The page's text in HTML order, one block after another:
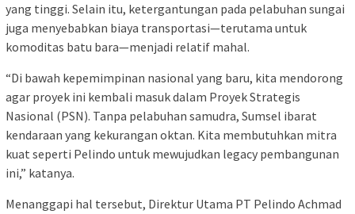
yang tinggi. Selain itu, ketergantungan pada pelabuhan sungai
juga menyebabkan biaya transportasi—terutama untuk
komoditas batu bara—menjadi relatif mahal.
“Di bawah kepemimpinan nasional yang baru, kita mendorong
agar proyek ini kembali masuk dalam Proyek Strategis
Nasional (PSN). Tanpa pelabuhan samudra, Sumsel ibarat
kendaraan yang kekurangan oktan. Kita membutuhkan mitra
kuat seperti Pelindo untuk mewujudkan legacy pembangunan
ini,” katanya.
Menanggapi hal tersebut, Direktur Utama PT Pelindo Achmad